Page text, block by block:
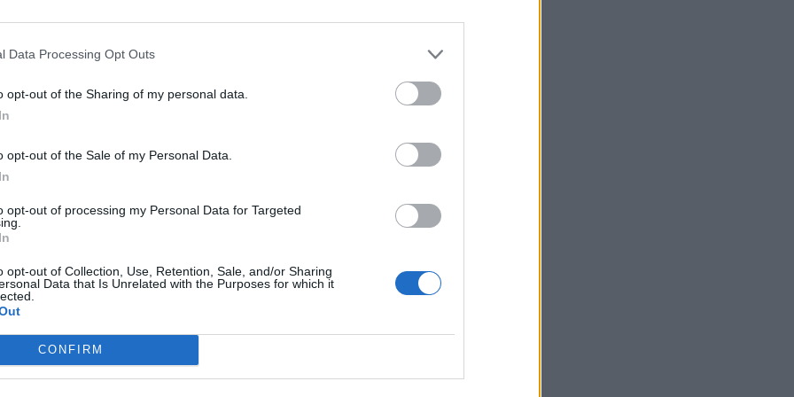
Data Processing Opt Outs
opt-out of the Sharing of my personal data.
opt-out of the Sale of my Personal Data.
opt-out of processing my Personal Data for Targeted
opt-out of Collection, Use, Retention, Sale, and/or Sharing
Data that Is Unrelated with the Purposes for which it
CONFIRM
portfolio.hu hírarchívumához tartozik, melynek olvasása előfizetéses
cikkarchívum
elmúlt 2 év napon belüli
VAGY?